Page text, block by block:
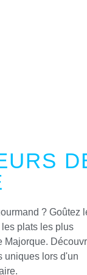
? Goûtez
les plats les plus
Majorque.
uniques lors d'un